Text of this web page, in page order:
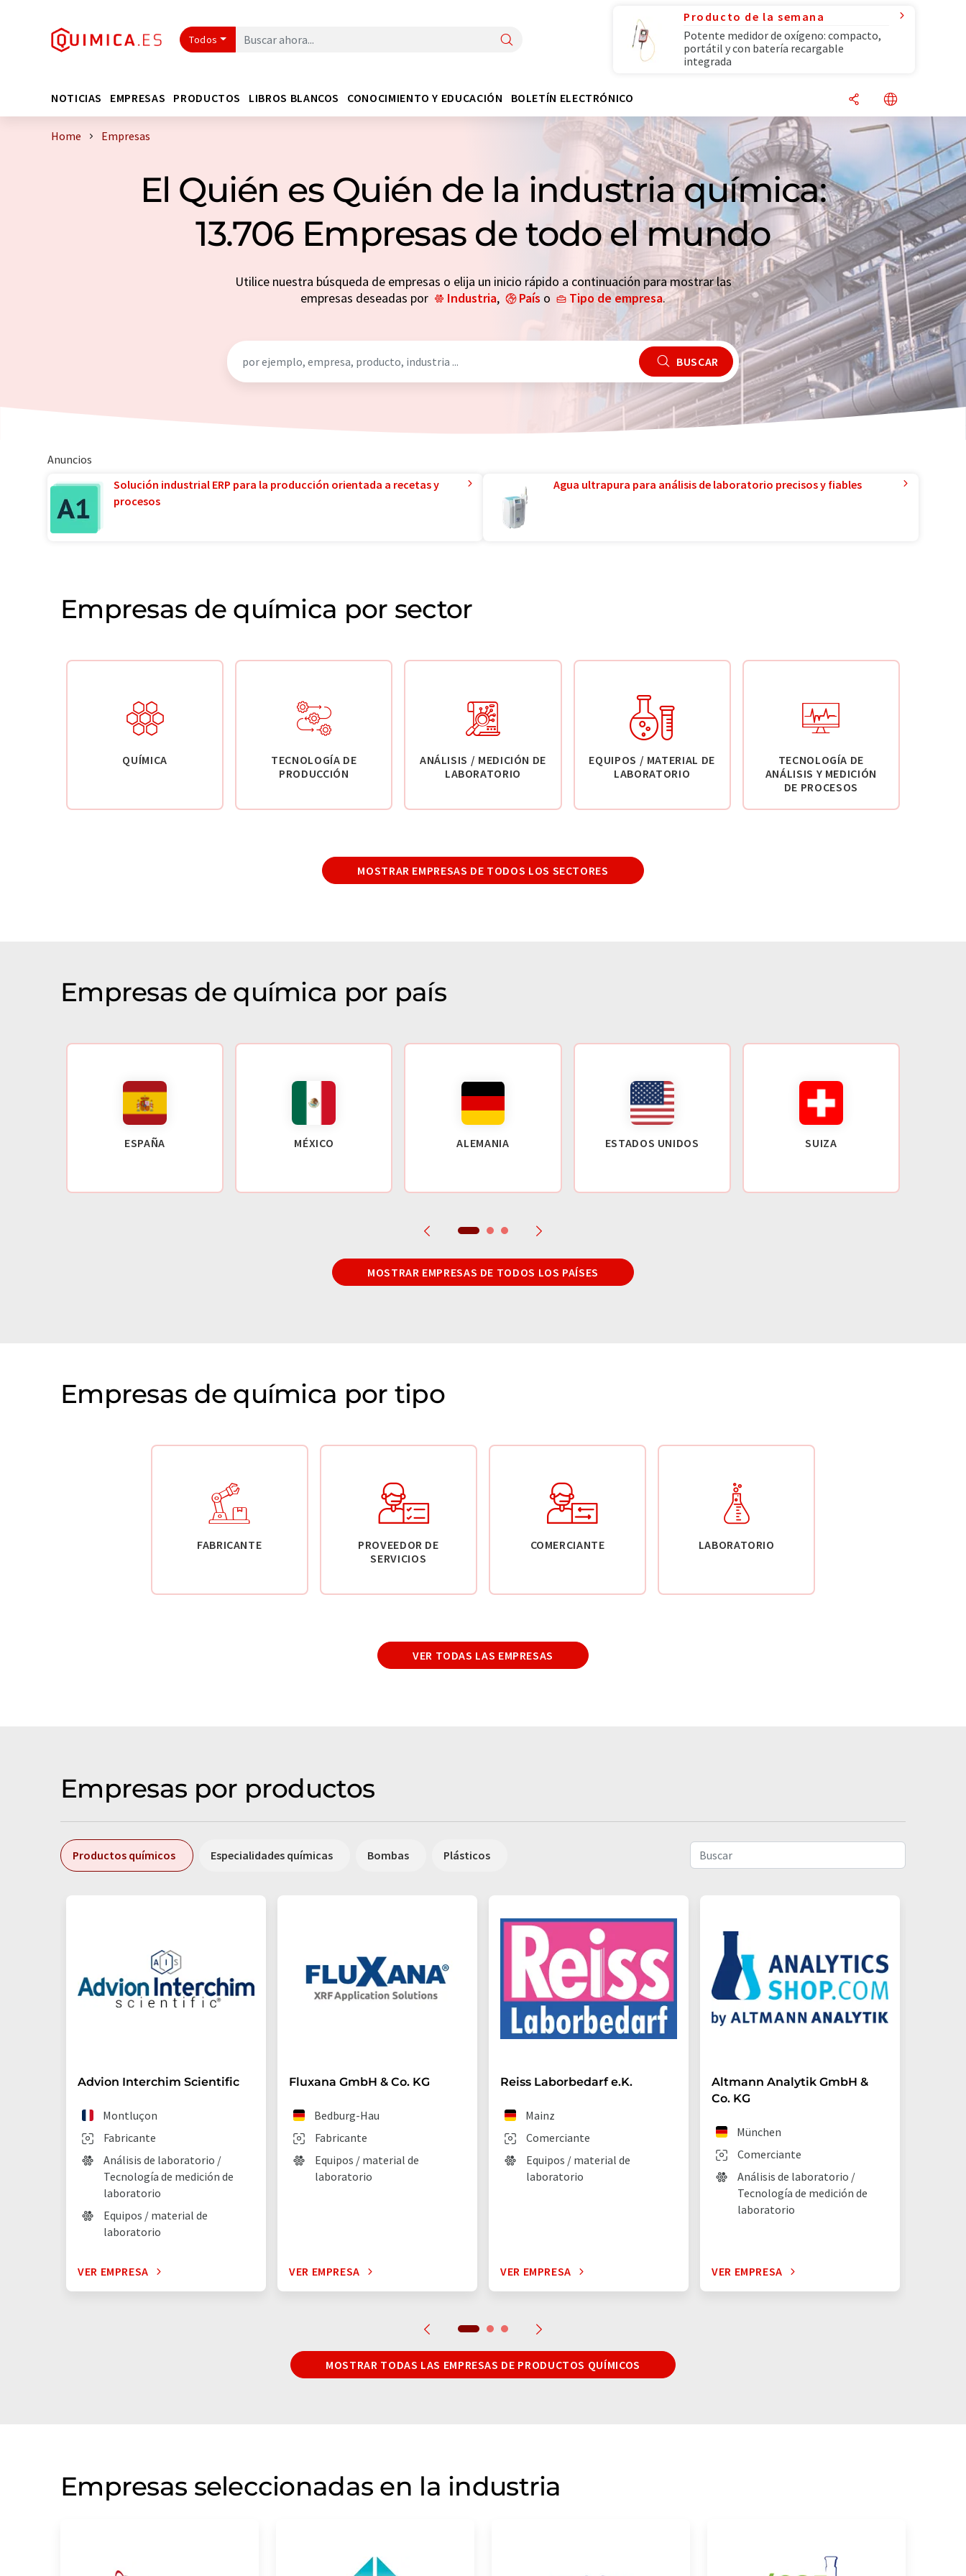
Todos
Producto de la semana
Potente medidor de oxígeno: compacto,
portátil y con batería recargable
integrada
NOTICIAS EMPRESAS PRODUCTOS LIBROS BLANCOS CONOCIMIENTO Y EDUCACIÓN BOLETÍN ELECTRÓNICO
Home Empresas
El Quién es Quién de la industria química:
13.706 Empresas de todo el mundo
Utilice nuestra búsqueda de empresas o elija un inicio rápido a continuación para mostrar las
empresas deseadas por
Industria, País o Tipo de empresa.
BUSCAR
Anuncios
Solución industrial ERP para la producción orientada a recetas y
procesos
Agua ultrapura para análisis de laboratorio precisos y fiables
Empresas de química por sector
QUÍMICA
TECNOLOGÍA DE
PRODUCCIÓN
ANÁLISIS / MEDICIÓN DE
LABORATORIO
EQUIPOS / MATERIAL DE
LABORATORIO
TECNOLOGÍA DE
ANÁLISIS Y MEDICIÓN
DE PROCESOS
MOSTRAR EMPRESAS DE TODOS LOS SECTORES
Empresas de química por país
ESPAÑA MÉXICO ALEMANIA ESTADOS UNIDOS SUIZA
MOSTRAR EMPRESAS DE TODOS LOS PAÍSES
Empresas de química por tipo
FABRICANTE
PROVEEDOR DE
SERVICIOS
COMERCIANTE LABORATORIO
VER TODAS LAS EMPRESAS
Empresas por productos
Productos químicos Especialidades químicas Bombas Plásticos
Advion Interchim Scientific
Fabricante
Montluçon
Análisis de laboratorio /
Tecnología de medición de
laboratorio
Equipos / material de
laboratorio
VER EMPRESA
Fluxana GmbH & Co. KG
Fabricante
Bedburg-Hau
Equipos / material de
laboratorio
VER EMPRESA
Reiss Laborbedarf e.K.
Comerciante
Mainz
Equipos / material de
laboratorio
VER EMPRESA
Altmann Analytik GmbH &
Co. KG
Comerciante
München
Análisis de laboratorio /
Tecnología de medición de
laboratorio
VER EMPRESA
MOSTRAR TODAS LAS EMPRESAS DE PRODUCTOS QUÍMICOS
Empresas seleccionadas en la industria